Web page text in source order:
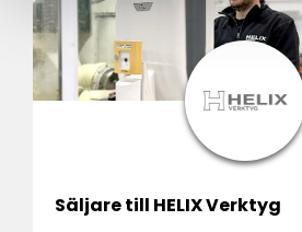
Säljare till HELIX Verktyg